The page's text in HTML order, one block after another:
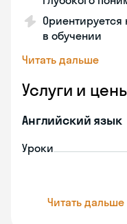
Ориентируется
в обучении
Читать дальше
Услуги и
Английский язык
Уроки
Читать дальше